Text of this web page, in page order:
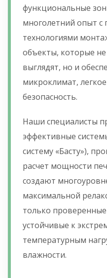
функциональные
многолетний опыт
технологиями
объекты, которые
выглядят, но и
микроклимат,
безопасность.
Наши специалисты
эффективные
систему «Басту»),
расчет мощности
создают
максимальной
только
устойчивые к
температурным
влажности.